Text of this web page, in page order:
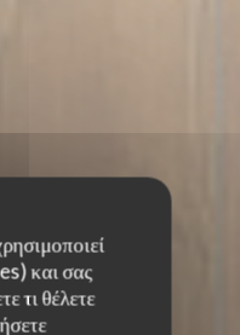
και σας
τι θέλετε